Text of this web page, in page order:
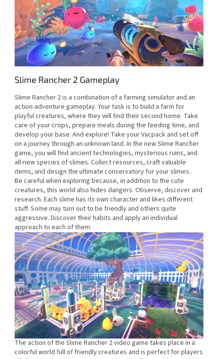
Slime Rancher 2 Gameplay
Slime Rancher 2 is a combination of a farming simulator and an
action-adventure gameplay. Your task is to build a farm for
playful creatures, where they will find their second home. Take
care of your crops, prepare meals during the feeding time, and
develop your base. And explore! Take your Vacpack and set off
on a journey through an unknown land. In the new Slime Rancher
game, you will find ancient technologies, mysterious ruins, and
all-new species of slimes. Collect resources, craft valuable
items, and design the ultimate conservatory for your slimes.
Be careful when exploring because, in addition to the cute
creatures, this world also hides dangers. Observe, discover and
research. Each slime has its own character and likes different
stuff. Some may turn out to be friendly and others quite
aggressive. Discover their habits and apply an individual
approach to each of them.
The action of the Slime Rancher 2 video game takes place in a
colorful world full of friendly creatures and is perfect for players